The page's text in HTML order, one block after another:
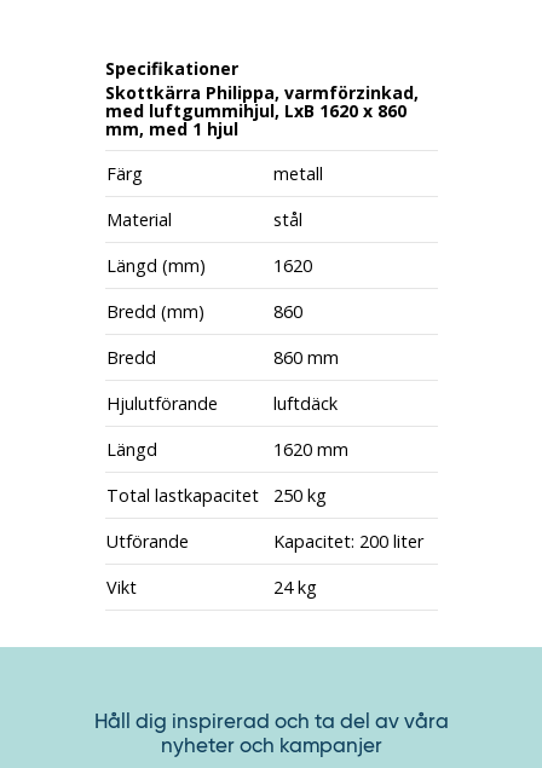
Specifikationer
Skottkärra Philippa, varmförzinkad,
med luftgummihjul, LxB 1620 x 860
mm, med 1 hjul
Färg
metall
Material
stål
Längd (mm)
1620
Bredd (mm)
860
Bredd
860 mm
Hjulutförande
luftdäck
Längd
1620 mm
Total lastkapacitet
250 kg
Utförande
Kapacitet: 200 liter
Vikt
24 kg
Håll dig inspirerad och ta del av våra
nyheter och kampanjer